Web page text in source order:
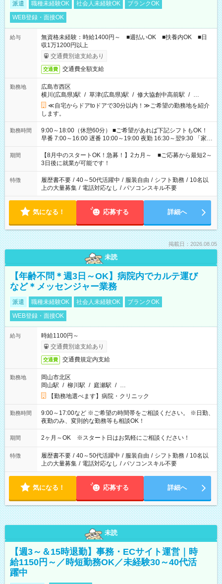
派遣 職種未経験OK 社会人未経験OK
ブランクOK
WEB登録・面接OK
給与
無資格未経験：時給1400円～ ■週払いOK ■扶養内OK ■日
収1万1200円以上
交通費別途支給あり
交通費 交通費全額支給
勤務地
広島市西区
横川(広島県)駅 / 草津(広島県)駅 / 修大協創中高前駅 / …
≪自宅からドアtoドアで30分以内！≫ご希望の勤務地を紹介
します。
勤務時間
9:00～18:00（休憩60分） ■ご希望があれば下記シフトもOK！
早番 7:00～16:00 遅番 10:00～19:00 夜勤 16:30～翌9:30 「家族
と休みを合わせたい」 「余裕を持って夕飯の準備がしたい」
「できれば残業はしたくない」 など、ご希望を教えてください
ね。 ※Wワーク希望の方へ 今ご覧のお仕事で希望する勤務時間
と、もう1つのお仕事の勤務時間。 合計で週40時間を超える場
合は応募できません。
期間
【8月中のスタートOK！急募！】2カ月～ ■ご応募から最短2～
3日後に就業が可能です！
特徴 履歴書不要 / 40～50代活躍中 / 服装自由 / シフト勤務 / 10名以
上の大量募集 / 電話対応なし / パソコンスキル不要
気になる！ 応募する 詳細へ
掲載日：2026.08.05
未読
【年齢不問＊週3日～OK】病院内でカルテ運び
など＊メッセンジャー業務
派遣 職種未経験OK 社会人未経験OK
ブランクOK
WEB登録・面接OK
給与
時給1100円～
交通費別途支給あり
交通費 交通費規定内支給
勤務地
岡山市北区
岡山駅 / 柳川駅 / 庭瀬駅 / …
【勤務地選べます】病院・クリニック
勤務時間
9:00～17:00など ※ご希望の時間帯をご相談ください。 ※日勤、
夜勤のみ、変則的な勤務等も相談OK！
期間 2ヶ月～OK ※スタート日はお気軽にご相談ください！
特徴 履歴書不要 / 40～50代活躍中 / 服装自由 / シフト勤務 / 10名以
上の大量募集 / 電話対応なし / パソコンスキル不要
気になる！ 応募する 詳細へ
未読
【週3～＆15時退勤】事務・ECサイト運営｜時
給1150円～／時短勤務OK／未経験30～40代活
躍中